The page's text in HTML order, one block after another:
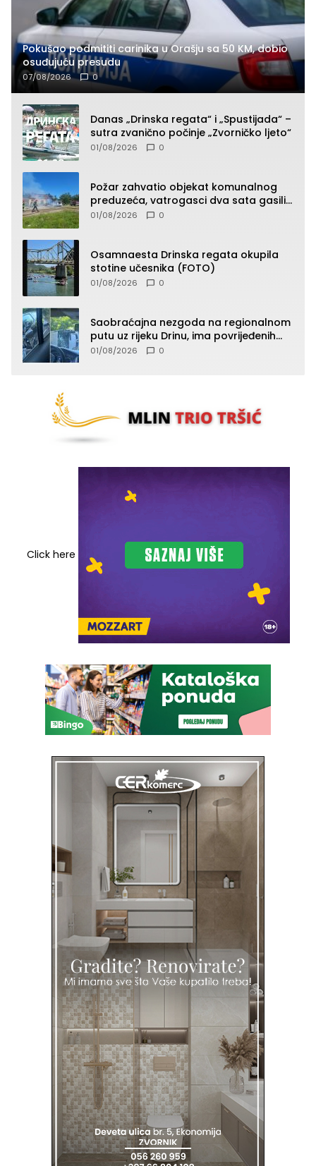
Pokušao podmititi carinika u Orašju sa 50 KM, dobio
osuđujuću presudu
07/08/2026 0
Danas „Drinska regata“ i „Spustijada“ –
sutra zvanično počinje „Zvorničko ljeto“
01/08/2026 0
Požar zahvatio objekat komunalnog
preduzeća, vatrogasci dva sata gasili
vatru (FOTO)
01/08/2026 0
Osamnaesta Drinska regata okupila
stotine učesnika (FOTO)
01/08/2026 0
Saobraćajna nezgoda na regionalnom
putu uz rijeku Drinu, ima povrijeđenih
lica (FOTO)
01/08/2026 0
Click here